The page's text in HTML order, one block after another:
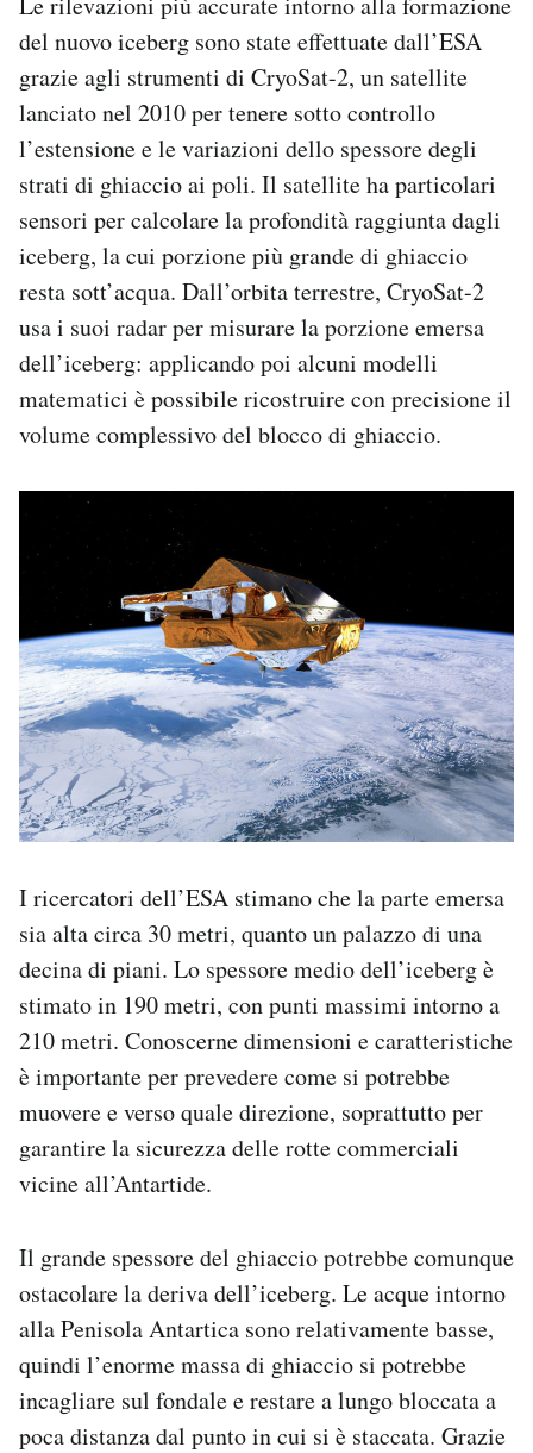
del nuovo iceberg sono state effettuate dall’ESA
grazie agli strumenti di CryoSat-2, un satellite
lanciato nel 2010 per tenere sotto controllo
l’estensione e le variazioni dello spessore degli
strati di ghiaccio ai poli. Il satellite ha particolari
sensori per calcolare la profondità raggiunta dagli
iceberg, la cui porzione più grande di ghiaccio
resta sott’acqua. Dall’orbita terrestre, CryoSat-2
usa i suoi radar per misurare la porzione emersa
dell’iceberg: applicando poi alcuni modelli
matematici è possibile ricostruire con precisione il
volume complessivo del blocco di ghiaccio.
I ricercatori dell’ESA stimano che la parte emersa
sia alta circa 30 metri, quanto un palazzo di una
decina di piani. Lo spessore medio dell’iceberg è
stimato in 190 metri, con punti massimi intorno a
210 metri. Conoscerne dimensioni e caratteristiche
è importante per prevedere come si potrebbe
muovere e verso quale direzione, soprattutto per
garantire la sicurezza delle rotte commerciali
vicine all’Antartide.
Il grande spessore del ghiaccio potrebbe comunque
ostacolare la deriva dell’iceberg. Le acque intorno
alla Penisola Antartica sono relativamente basse,
quindi l’enorme massa di ghiaccio si potrebbe
incagliare sul fondale e restare a lungo bloccata a
poca distanza dal punto in cui si è staccata. Grazie